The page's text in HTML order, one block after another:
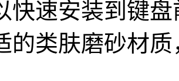
快速安装到键
的类肤磨砂材